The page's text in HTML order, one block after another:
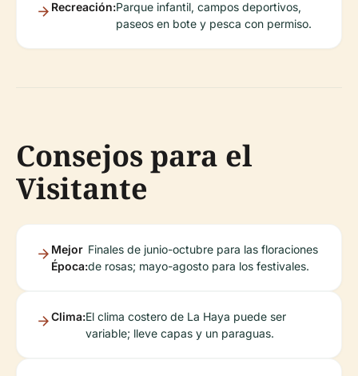
Recreación:Parque infantil, campos deportivos,
paseos en bote y pesca con permiso.
Consejos para el
Visitante
Mejor
Época:
Finales de junio-octubre para las floraciones
de rosas; mayo-agosto para los festivales.
Clima:El clima costero de La Haya puede ser
variable; lleve capas y un paraguas.